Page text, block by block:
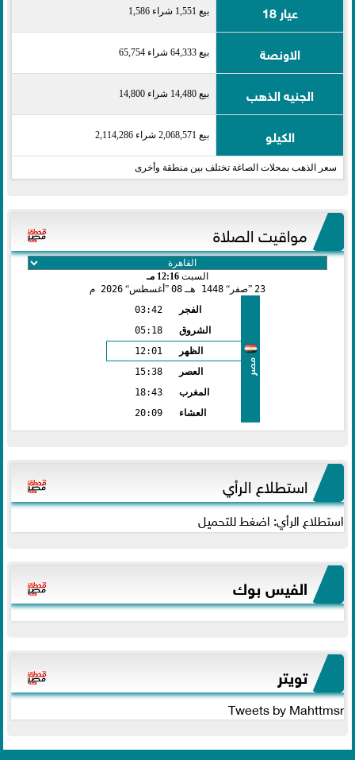
عيار 18 بيع 1,551 شراء 1,586
الاونصة بيع 64,333 شراء 65,754
الجنيه الذهب بيع 14,480 شراء 14,800
الكيلو بيع 2,068,571 شراء 2,114,286
سعر الذهب بمحلات الصاغة تختلف بين منطقة وأخرى
مواقيت الصلاة
السبت 12:16 مـ
23 صفر 1448 هـ 08 أغسطس 2026 م
مصر
الفجر
03:42
الشروق
05:18
الظهر
12:01
العصر
15:38
المغرب
18:43
العشاء
20:09
استطلاع الرأي
استطلاع الرأي: اضغط للتحميل
الفيس بوك
تويتر
Tweets by Mahttmsr